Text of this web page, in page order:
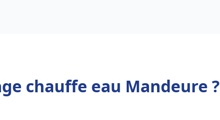
chauffe eau Mandeure ?